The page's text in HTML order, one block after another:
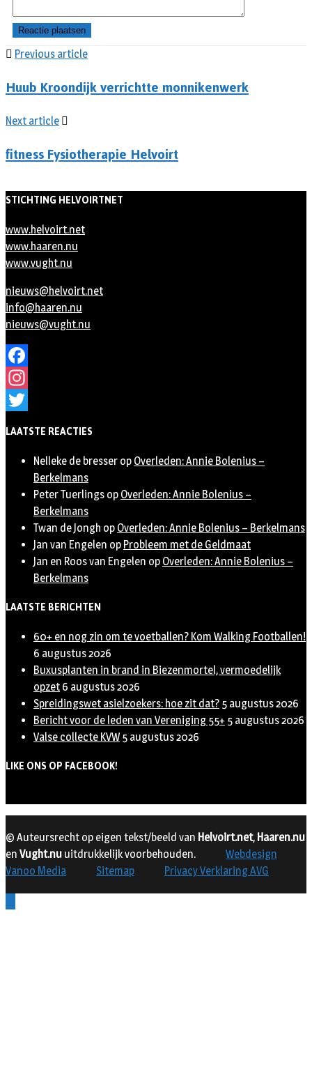
Previous article
Huub Kroondijk verrichtte monnikenwerk
Next article
fitness Fysiotherapie Helvoirt
STICHTING HELVOIRTNET
www.helvoirt.net
www.haaren.nu
www.vught.nu
nieuws@helvoirt.net
info@haaren.nu
nieuws@vught.nu
Facebook
Instagram
LAATSTE REACTIES
Nelleke de bresser op Overleden: Annie Bolenius –
Berkelmans
Peter Tuerlings op Overleden: Annie Bolenius –
Berkelmans
Twan de Jongh op Overleden: Annie Bolenius – Berkelmans
Jan van Engelen op Probleem met de Geldmaat
Jan en Roos van Engelen op Overleden: Annie Bolenius –
Berkelmans
LAATSTE BERICHTEN
60+ en nog zin om te voetballen? Kom Walking Footballen!
6 augustus 2026
Buxusplanten in brand in Biezenmortel, vermoedelijk
opzet 6 augustus 2026
Spreidingswet asielzoekers: hoe zit dat? 5 augustus 2026
Bericht voor de leden van Vereniging 55+ 5 augustus 2026
Valse collecte KVW 5 augustus 2026
LIKE ONS OP FACEBOOK!
© Auteursrecht op eigen tekst/beeld van Helvoirt.net, Haaren.nu
en Vught.nu uitdrukkelijk voorbehouden.
Webdesign
Vanoo Media
Sitemap Privacy Verklaring AVG